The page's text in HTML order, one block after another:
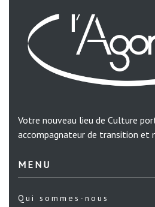
Votre nouveau lieu de Culture
accompagnateur de transition et
MENU
Qui sommes-nous